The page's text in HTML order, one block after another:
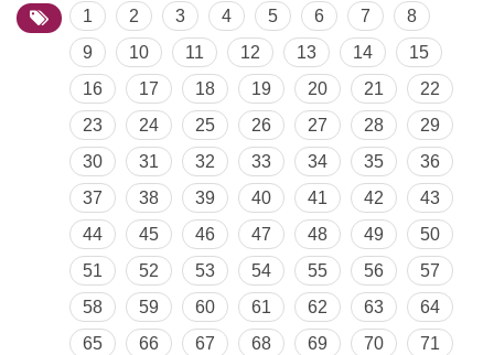
1 2 3 4 5 6 7
8
9
10 11 12 13 14
15
16
17 18 19 20 21
22
23
24 25 26 27 28
29
30
31 32 33 34 35
36
37
38 39 40 41 42
43
44
45 46 47 48 49
50
51
52 53 54 55 56
57
58
59 60 61 62 63
64
65
66 67 68 69 70
71